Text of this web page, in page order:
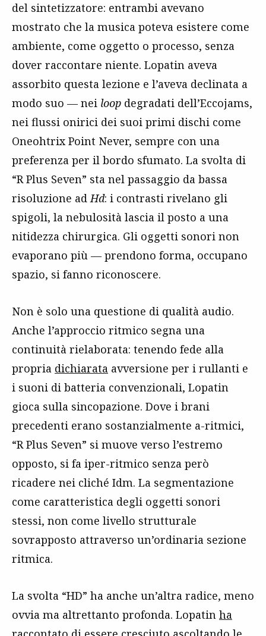
del sintetizzatore: entrambi avevano
mostrato che la musica poteva esistere come
ambiente, come oggetto o processo, senza
dover raccontare niente. Lopatin aveva
assorbito questa lezione e l’aveva declinata a
modo suo — nei loop degradati dell’Eccojams,
nei flussi onirici dei suoi primi dischi come
Oneohtrix Point Never, sempre con una
preferenza per il bordo sfumato. La svolta di
“R Plus Seven” sta nel passaggio da bassa
risoluzione adHd: i contrasti rivelano gli
spigoli, la nebulosità lascia il posto a una
nitidezza chirurgica. Gli oggetti sonori non
evaporano più — prendono forma, occupano
spazio, si fanno riconoscere.
Non è solo una questione di qualità audio.
Anche l’approccio ritmico segna una
continuità rielaborata: tenendo fede alla
propria dichiarata avversione per i rullanti e
i suoni di batteria convenzionali, Lopatin
gioca sulla sincopazione. Dove i brani
precedenti erano sostanzialmente a-ritmici,
“R Plus Seven” si muove verso l’estremo
opposto, si fa iper-ritmico senza però
ricadere nei cliché Idm. La segmentazione
come caratteristica degli oggetti sonori
stessi, non come livello strutturale
sovrapposto attraverso un’ordinaria sezione
ritmica.
La svolta “HD” ha anche un’altra radice, meno
ovvia ma altrettanto profonda. Lopatin ha